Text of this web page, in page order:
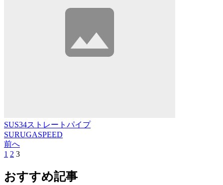
SUS34ストレートパイプ
SURUGASPEED
前へ
1 2 3
おすすめ記事